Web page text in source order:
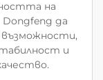
на
да
и